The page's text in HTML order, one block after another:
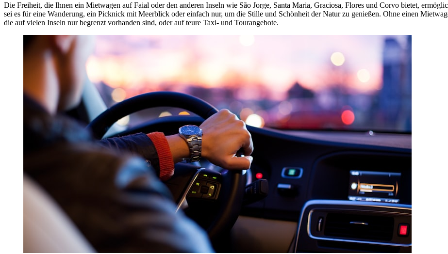
Die Freiheit, die Ihnen ein Mietwagen auf Faial oder den anderen Inseln wie São Jorge, Santa Maria, Graciosa, Flores und Corvo bietet,
sei es für eine Wanderung, ein Picknick mit Meerblick oder einfach nur, um die Stille und Schönheit der Natur zu genießen. Ohne einen
die auf vielen Inseln nur begrenzt vorhanden sind, oder auf teure Taxi- und Tourangebote.